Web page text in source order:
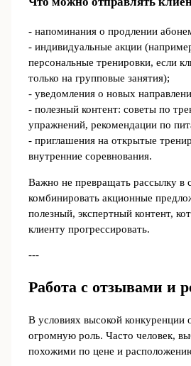
- напоминания о продлении
- индивидуальные акции
персональные тренировки, если
только на групповые занятия);
- уведомления о новых
- полезный контент: советы по
упражнений, рекомендации по
- приглашения на открытые
внутренние соревнования.
Важно не превращать рассылку в
комбинировать акционные
полезный, экспертный контент,
клиенту прогрессировать.
---
Работа с отзывами и
В условиях высокой конкуренции
огромную роль. Часто человек,
похожими по цене и